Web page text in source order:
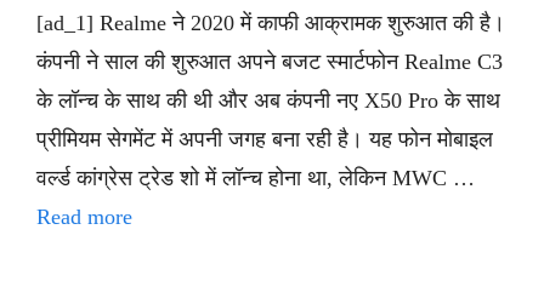
[ad_1] Realme ने 2020 में काफी आक्रामक शुरुआत की है।
कंपनी ने साल की शुरुआत अपने बजट स्मार्टफोन Realme C3
के लॉन्च के साथ की थी और अब कंपनी नए X50 Pro के साथ
प्रीमियम सेगमेंट में अपनी जगह बना रही है। यह फोन मोबाइल
वर्ल्ड कांग्रेस ट्रेड शो में लॉन्च होना था, लेकिन MWC …
Read more